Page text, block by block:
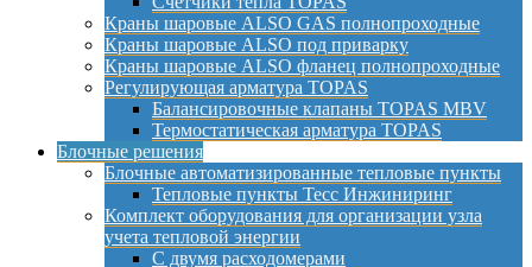
Краны шаровые ALSO GAS полнопроходные
Краны шаровые ALSO под приварку
Краны шаровые ALSO фланец полнопроходные
Регулирующая арматура TOPAS
Балансировочные клапаны TOPAS MBV
Термостатическая арматура TOPAS
Блочные решения
Блочные автоматизированные тепловые пункты
Тепловые пункты Тесс Инжиниринг
Комплект оборудования для организации узла
учета тепловой энергии
С двумя расходомерами